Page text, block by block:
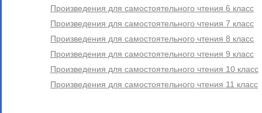
Произведения для самостоятельного чтения 6 класс
Произведения для самостоятельного чтения 7 класс
Произведения для самостоятельного чтения 8 класс
Произведения для самостоятельного чтения 9 класс
Произведения для самостоятельного чтения 10 класс
Произведения для самостоятельного чтения 11 класс